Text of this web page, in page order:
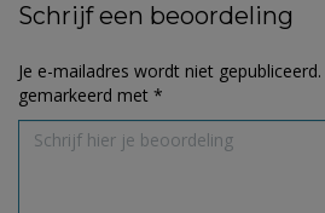
Schrijf een beoordeling
Je e-mailadres wordt niet gepubliceerd.
gemarkeerd met *